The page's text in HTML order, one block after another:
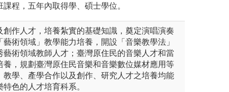
程，五年內取得學、碩士學位。
創作人才，培養紮實的基礎知識，奠定演唱演奏
術領域」教學能力培養，開設「音樂教學法」
藝術領域教師人才；臺灣原住民的音樂人才和當
養，規劃臺灣原住民音樂和音樂數位媒材應用等
教學、產學合作以及創作、研究人才之培養均能
色的人才培育科系。